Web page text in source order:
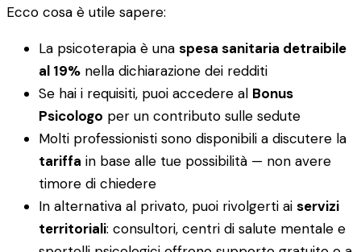
Ecco cosa è utile sapere:
La psicoterapia è una spesa sanitaria detraibile
al 19% nella dichiarazione dei redditi
Se hai i requisiti, puoi accedere al Bonus
Psicologo per un contributo sulle sedute
Molti professionisti sono disponibili a discutere la
tariffa in base alle tue possibilità — non avere
timore di chiedere
In alternativa al privato, puoi rivolgerti ai servizi
territoriali: consultori, centri di salute mentale e